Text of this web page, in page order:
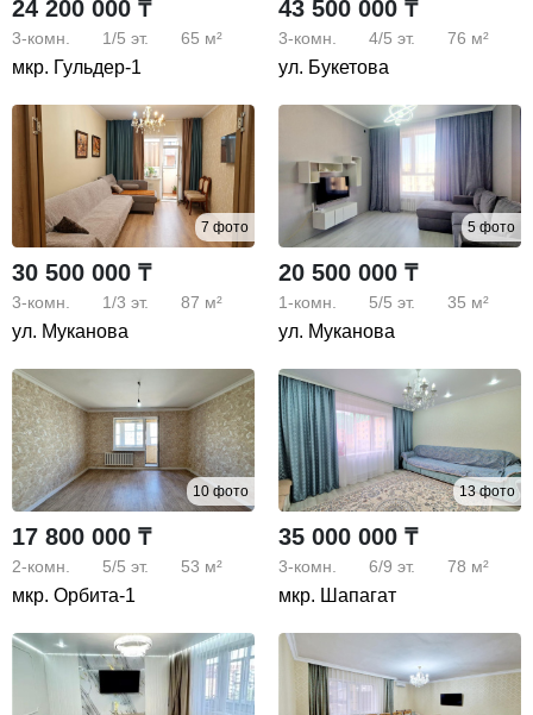
24 200 000 ₸
3-комн. 1/5 эт. 65 м²
мкр. Гульдер-1
43 500 000 ₸
3-комн. 4/5 эт. 76 м²
ул. Букетова
7 фото
30 500 000 ₸
3-комн. 1/3 эт. 87 м²
ул. Муканова
5 фото
20 500 000 ₸
1-комн. 5/5 эт. 35 м²
ул. Муканова
10 фото
17 800 000 ₸
2-комн. 5/5 эт. 53 м²
мкр. Орбита-1
13 фото
35 000 000 ₸
3-комн. 6/9 эт. 78 м²
мкр. Шапагат